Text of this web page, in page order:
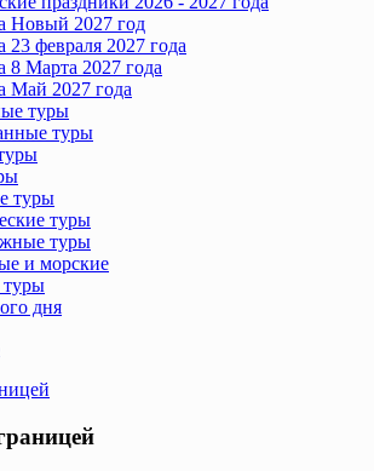
Новый 2027 год
23 февраля 2027 года
8 Марта 2027 года
Май 2027 года
туры
туры
туры
туры
туры
и морские
дня